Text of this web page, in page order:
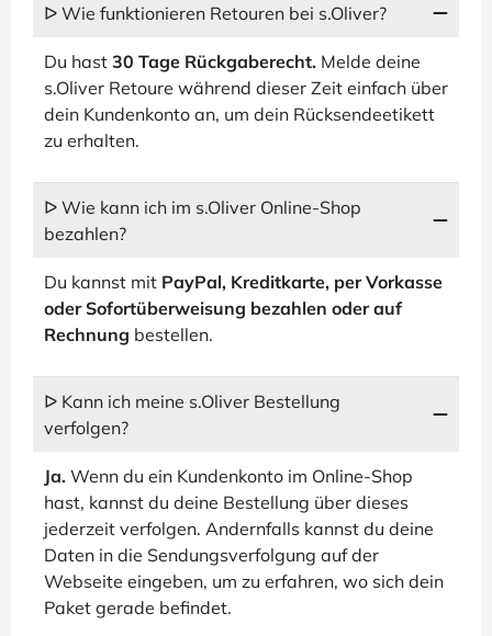
ᐅ Wie funktionieren Retouren bei s.Oliver?
Du hast 30 Tage Rückgaberecht. Melde deine
s.Oliver Retoure während dieser Zeit einfach über
dein Kundenkonto an, um dein Rücksendeetikett
zu erhalten.
ᐅ Wie kann ich im s.Oliver Online-Shop
bezahlen?
Du kannst mit PayPal, Kreditkarte, per Vorkasse
oder Sofortüberweisung bezahlen oder auf
Rechnung bestellen.
ᐅ Kann ich meine s.Oliver Bestellung
verfolgen?
Ja. Wenn du ein Kundenkonto im Online-Shop
hast, kannst du deine Bestellung über dieses
jederzeit verfolgen. Andernfalls kannst du deine
Daten in die Sendungsverfolgung auf der
Webseite eingeben, um zu erfahren, wo sich dein
Paket gerade befindet.